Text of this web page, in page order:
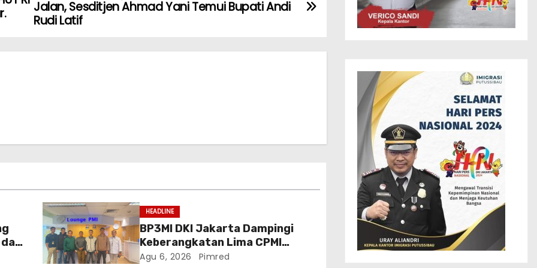
Jalan, Sesditjen Ahmad Yani Temui Bupati Andi
Rudi Latif
HEADLINE
BP3MI DKI Jakarta Dampingi
Keberangkatan Lima CPMI
Skema SP2T ke Taiwan
Agu 6, 2026 Pimred